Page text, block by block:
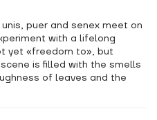
puer and senex meet on
with a lifelong
yet «freedom to», but
is filled with the smells
of leaves and the